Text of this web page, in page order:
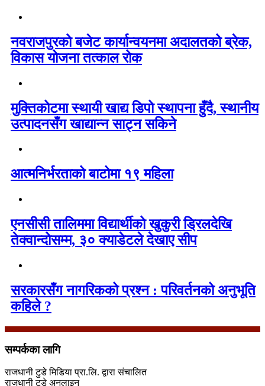
नवराजपुरको बजेट कार्यान्वयनमा अदालतको ब्रेक,
विकास योजना तत्काल रोक
मुक्तिकोटमा स्थायी खाद्य डिपो स्थापना हुँदै, स्थानीय
उत्पादनसँग खाद्यान्न साट्न सकिने
आत्मनिर्भरताको बाटोमा १९ महिला
एनसीसी तालिममा विद्यार्थीको खुकुरी ड्रिलदेखि
तेक्वान्दोसम्म, ३० क्याडेटले देखाए सीप
सरकारसँग नागरिकको प्रश्न : परिवर्तनको अनुभूति
कहिले ?
सम्पर्कका लागि
राजधानी टुडे मिडिया प्रा.लि. द्वारा संचालित
राजधानी टुडे अनलाइन